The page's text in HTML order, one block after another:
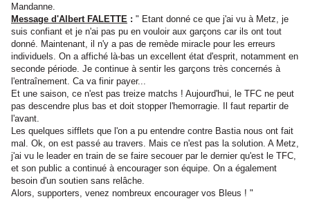
Mandanne.
Message d'Albert FALETTE : " Etant donné ce que j'ai vu à Metz, je
suis confiant et je n'ai pas pu en vouloir aux garçons car ils ont tout
donné. Maintenant, il n'y a pas de remède miracle pour les erreurs
individuels. On a affiché là-bas un excellent état d'esprit, notamment en
seconde période. Je continue à sentir les garçons très concernés à
l'entraînement. Ca va finir payer...
Et une saison, ce n'est pas treize matchs ! Aujourd'hui, le TFC ne peut
pas descendre plus bas et doit stopper l'hemorragie. Il faut repartir de
l'avant.
Les quelques sifflets que l'on a pu entendre contre Bastia nous ont fait
mal. Ok, on est passé au travers. Mais ce n'est pas la solution. A Metz,
j'ai vu le leader en train de se faire secouer par le dernier qu'est le TFC,
et son public a continué à encourager son équipe. On a également
besoin d'un soutien sans relâche.
Alors, supporters, venez nombreux encourager vos Bleus ! "